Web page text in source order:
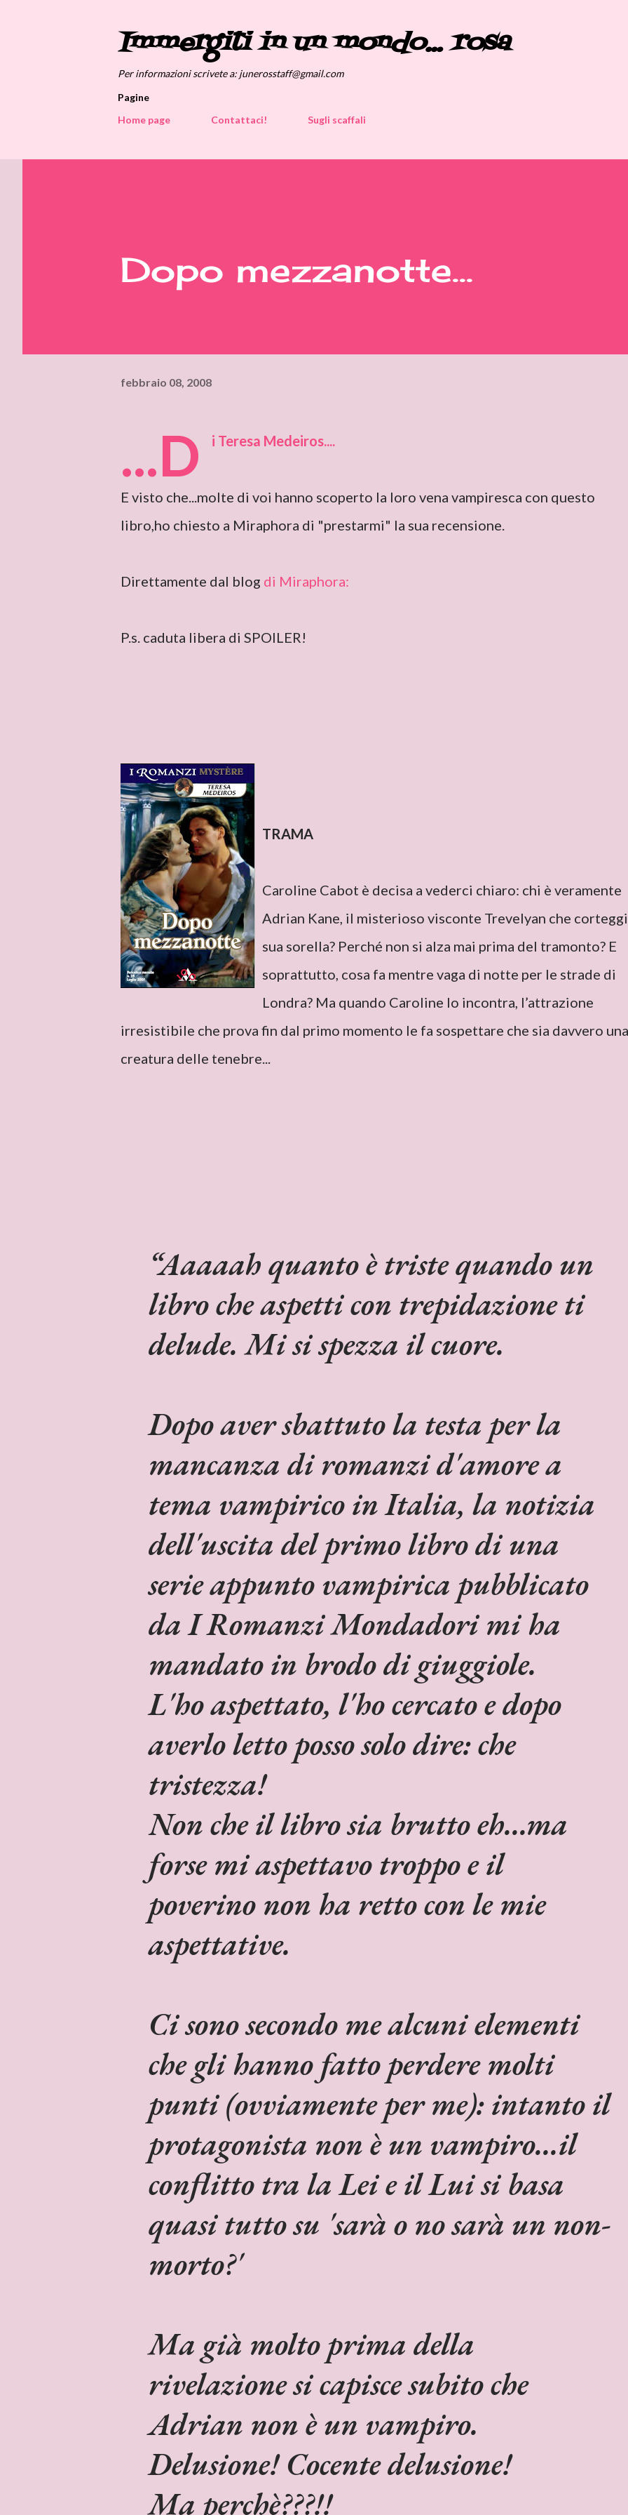
Immergiti in un mondo... rosa
Per informazioni scrivete a: junerosstaff@gmail.com
Pagine
Home page
Contattaci! Sugli scaffali
Dopo mezzanotte...
febbraio 08, 2008
...D i Teresa Medeiros....
E visto che...molte di voi hanno scoperto la loro vena vampiresca con questo
libro,ho chiesto a Miraphora di "prestarmi" la sua recensione.
Direttamente dal blog di Miraphora:
P.s. caduta libera di SPOILER!
TRAMA
Caroline Cabot è decisa a vederci chiaro: chi è veramente
Adrian Kane, il misterioso visconte Trevelyan che
sua sorella? Perché non si alza mai prima del tramonto? E
soprattutto, cosa fa mentre vaga di notte per le strade di
Londra? Ma quando Caroline lo incontra, l’attrazione
irresistibile che prova fin dal primo momento le fa sospettare che sia davvero una
creatura delle tenebre...
Aaaaah quanto è triste quando un
libro che aspetti con trepidazione ti
delude. Mi si spezza il cuore.
Dopo aver sbattuto la testa per la
mancanza di romanzi d'amore a
tema vampirico in Italia, la notizia
dell'uscita del primo libro di una
serie appunto vampirica pubblicato
da I Romanzi Mondadori mi ha
mandato in brodo di giuggiole.
L'ho aspettato, l'ho cercato e dopo
averlo letto posso solo dire:che
tristezza!
Non che il libro sia brutto eh...ma
forse mi aspettavo troppo e il
poverino non ha retto con le mie
aspettative.
Ci sono secondo me alcuni elementi
che gli hanno fatto perdere molti
punti (ovviamente per me): intanto il
protagonista non è un vampiro...il
conflitto tra la Lei e il Lui si basa
quasi tutto su 'sarà o no sarà un non-
morto?'
Ma già molto prima della
rivelazione si capisce subito che
Adrian non è un vampiro.
Delusione! Cocente delusione!
Ma perchè???!!